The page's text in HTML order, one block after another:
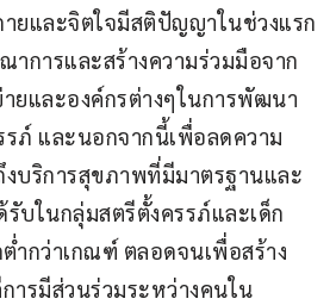
ยและจิตใจมีสติปัญญาในช่วงแรก
การและสร้างความร่วมมือจาก
ยและองค์กรต่างๆในการพัฒนา
ภ์ และนอกจากนี้เพื่อลดความ
งบริการสุขภาพที่มีมาตรฐานและ
บในกลุ่มสตรีตั้งครรภ์และเด็ก
ำกว่าเกณฑ์ ตลอดจนเพื่อสร้าง
ารมีส่วนร่วมระหว่างคนใน